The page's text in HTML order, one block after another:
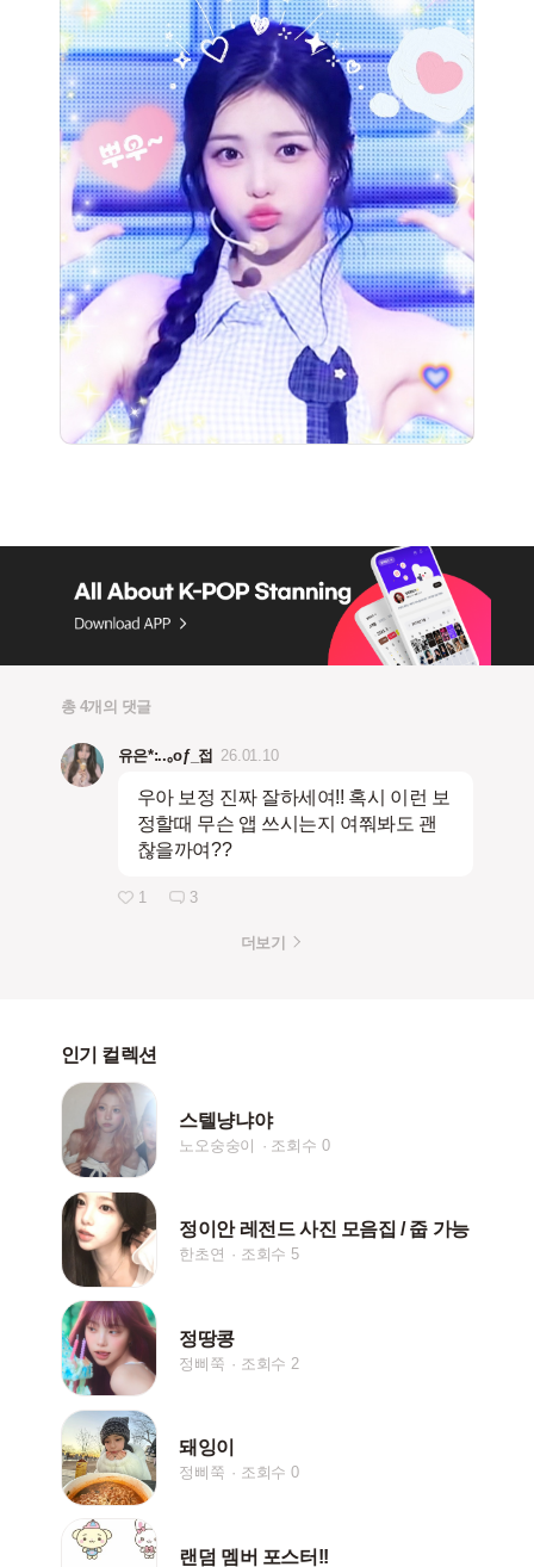
총 4개의 댓글
유은*:..｡oƒ_접 26.01.10
우아 보정 진짜 잘하세여!! 혹시 이런 보
정할때 무슨 앱 쓰시는지 여쭤봐도 괜
찮을까여??
1 3
더보기
인기 컬렉션
스텔냥냐야
노오숭숭이 조회수 0
정이안 레전드 사진 모음집 / 줍 가능
한초연 조회수 5
정땅콩
정삐쭉 조회수 2
돼잉이
정삐쭉 조회수 0
랜덤 멤버 포스터!!